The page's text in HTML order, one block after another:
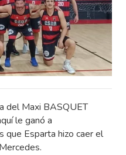
del Maxi BASQUET
le ganó a
Esparta hizo caer el